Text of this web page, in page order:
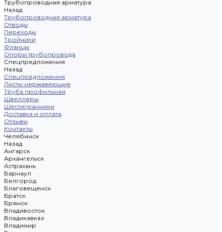
Трубопроводная арматура
Назад
Трубопроводная арматура
Отводы
Переходы
Тройники
Фланцы
Опоры трубопровода
Спецпредложения
Назад
Спецпредложения
Листы нержавеющие
Труба профильная
Швеллеры
Шестигранники
Доставка и оплата
Отзывы
Контакты
Челябинск
Назад
Ангарск
Архангельск
Астрахань
Барнаул
Белгород
Благовещенск
Братск
Брянск
Владивосток
Владикавказ
Владимир